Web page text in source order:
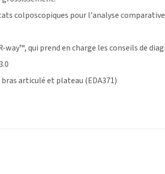
colposcopiques pour l'analyse comparative
qui prend en charge les conseils de
articulé et plateau (EDA371)